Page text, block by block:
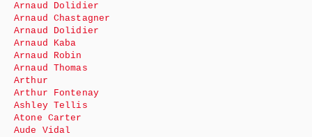
Arnaud Dolidier
Arnaud Chastagner
Arnaud Dolidier
Arnaud Kaba
Arnaud Robin
Arnaud Thomas
Arthur
Arthur Fontenay
Ashley Tellis
Atone Carter
Aude Vidal